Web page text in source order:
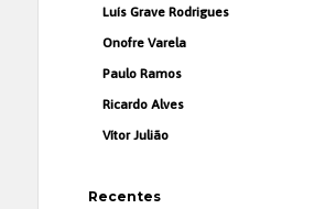
Luís Grave Rodrigues
Onofre Varela
Paulo Ramos
Ricardo Alves
Vítor Julião
Recentes